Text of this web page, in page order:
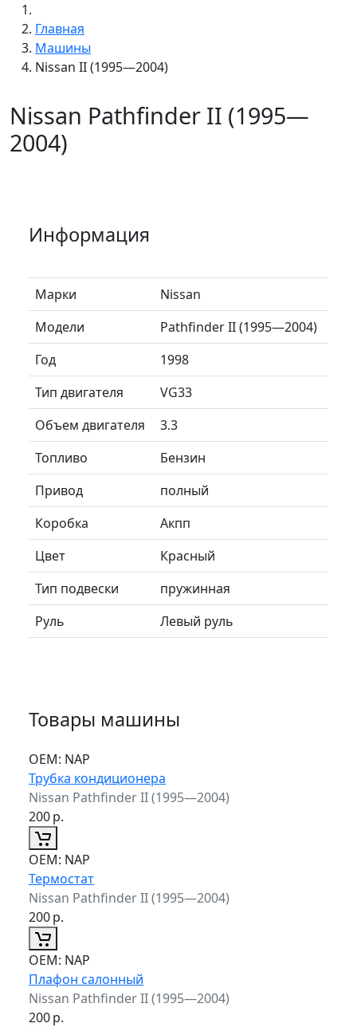
Главная
Машины
Nissan II (1995—2004)
Nissan Pathfinder II (1995—
2004)
Информация
Марки
Nissan
Модели
Pathfinder II (1995—2004)
Год
1998
Тип двигателя
VG33
Объем двигателя
3.3
Топливо
Бензин
Привод
полный
Коробка
Акпп
Цвет
Красный
Тип подвески
пружинная
Руль
Левый руль
Товары машины
ОЕМ: NAP
Трубка кондиционера
Nissan Pathfinder II (1995—2004)
200р.
ОЕМ: NAP
Термостат
Nissan Pathfinder II (1995—2004)
200р.
ОЕМ: NAP
Плафон салонный
Nissan Pathfinder II (1995—2004)
200р.